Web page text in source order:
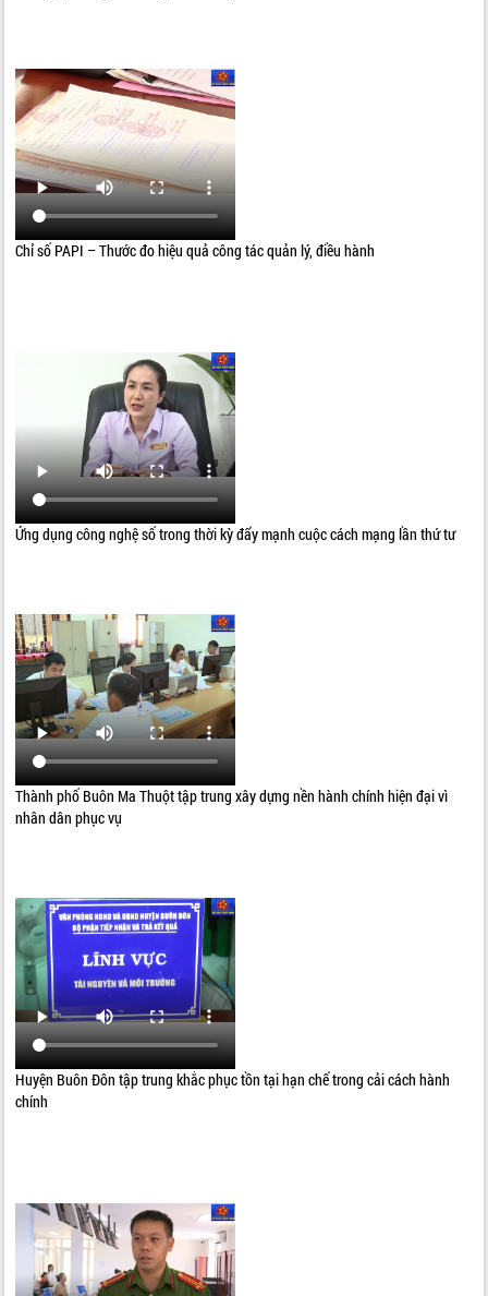
Chỉ số PAPI – Thước đo hiệu quả công tác quản lý, điều hành
Ứng dụng công nghệ số trong thời kỳ đẩy mạnh cuộc cách mạng lần thứ tư
Thành phố Buôn Ma Thuột tập trung xây dựng nền hành chính hiện đại vì
nhân dân phục vụ
Huyện Buôn Đôn tập trung khắc phục tồn tại hạn chế trong cải cách hành
chính